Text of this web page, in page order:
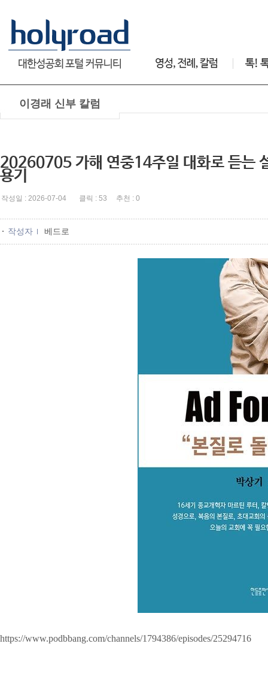
이경래 신부 칼럼
20260705 가해 연중14주일 대화로 듣는
용기
작성일 : 2026-07-04 클릭 : 53 추천 : 0
작성자 베드로
https://www.podbbang.com/channels/1794386/episodes/25294716